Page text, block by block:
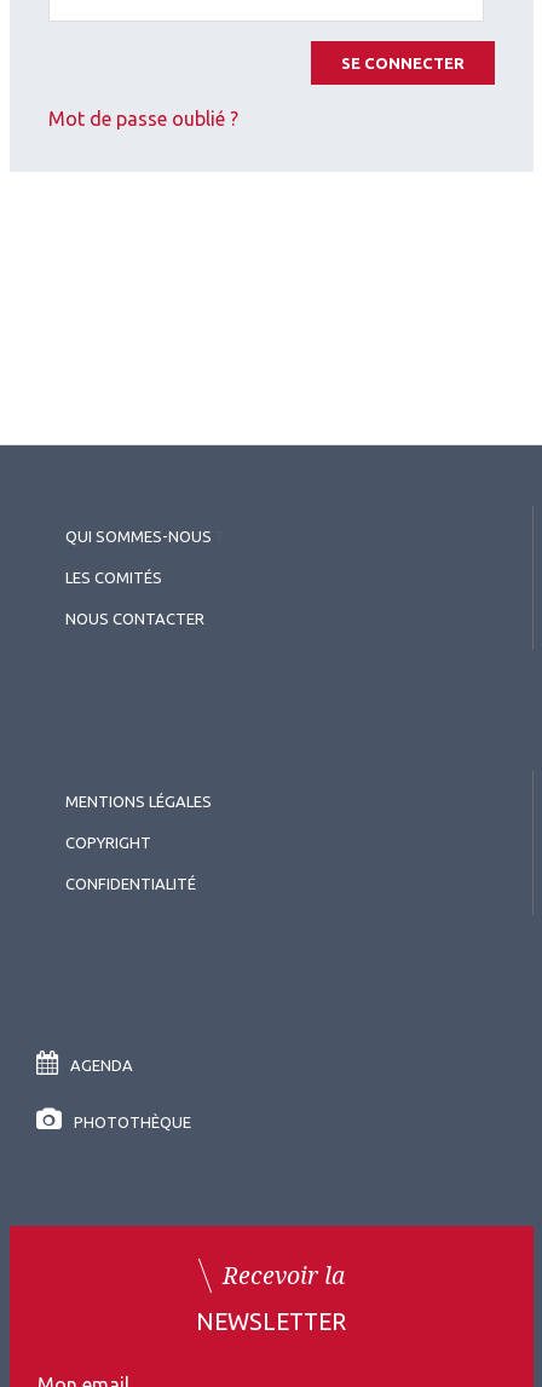
SE CONNECTER
Mot de passe oublié ?
QUI SOMMES-NOUS
LES COMITÉS
NOUS CONTACTER
MENTIONS LÉGALES
COPYRIGHT
CONFIDENTIALITÉ
AGENDA
PHOTOTHÈQUE
Recevoir la
NEWSLETTER